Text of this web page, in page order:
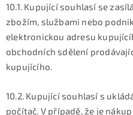
10.1. Kupující souhlasí se
zbožím, službami nebo
elektronickou adresu
obchodních sdělení
kupujícího.
10.2. Kupující souhlasí s
počítač. V případě, že je